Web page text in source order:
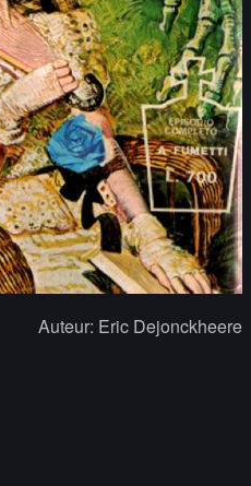
Auteur: Eric Dejonckheere